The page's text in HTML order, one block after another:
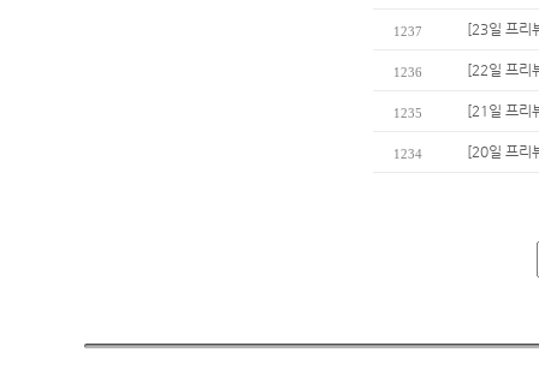
1237 [23일 프리
1236 [22일 프리
1235 [21일 프리
1234 [20일 프리